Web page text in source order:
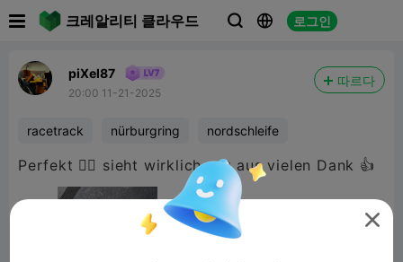
크레알리티 클라우드   로그인
piXel87
20:00 11-21-2025
따르다
racetrack nürburgring nordschleife
Perfekt 👌🏻 sieht wirklich gut aus vielen Dank 👍
